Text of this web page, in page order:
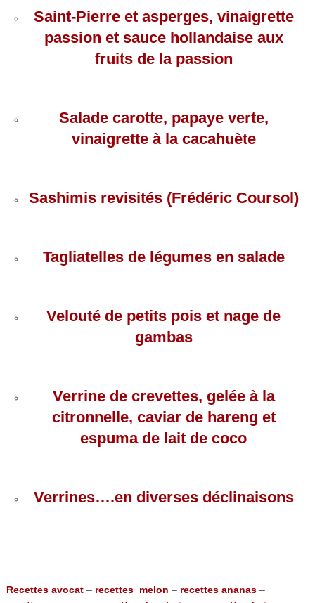
Saint-Pierre et asperges, vinaigrette
passion et sauce hollandaise aux
fruits de la passion
Salade carotte, papaye verte,
vinaigrette à la cacahuète
Sashimis revisités (Frédéric Coursol)
Tagliatelles de légumes en salade
Velouté de petits pois et nage de
gambas
Verrine de crevettes, gelée à la
citronnelle, caviar de hareng et
espuma de lait de coco
Verrines….en diverses déclinaisons
Recettes avocat– recettes melon – recettes ananas–